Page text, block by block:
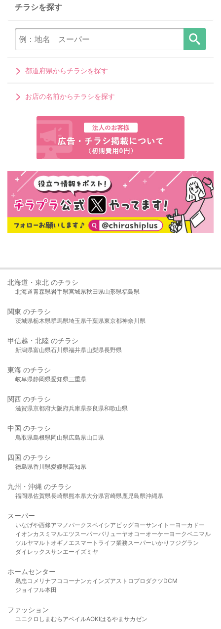
チラシを探す
都道府県からチラシを探す
お店の名前からチラシを探す
北海道・東北 のチラシ
北海道青森県岩手県宮城県秋田県山形県福島県
関東 のチラシ
茨城県栃木県群馬県埼玉県千葉県東京都神奈川県
甲信越・北陸 のチラシ
新潟県富山県石川県福井県山梨県長野県
東海 のチラシ
岐阜県静岡県愛知県三重県
関西 のチラシ
滋賀県京都府大阪府兵庫県奈良県和歌山県
中国 のチラシ
鳥取県島根県岡山県広島県山口県
四国 のチラシ
徳島県香川県愛媛県高知県
九州・沖縄 のチラシ
福岡県佐賀県長崎県熊本県大分県宮崎県鹿児島県沖縄県
スーパー
いなげや西條アマノパークスベイシア ビッグヨーサンイトーヨーカドー
イオンカスミ マルエツスーパーバリューヤオコーオーケー ヨークベニマル
ツルヤマルト オギノ エスマート ライフ業務スーパーいかり フジグラン
ダイレックスサンエーイズミヤ
ホームセンター
島忠 コメリ ナフコ コーナンカインズアストロプロダクツDCM
ジョイフル本田
ファッション
ユニクロ しまむら アベイルAOKIはるやま サカゼン